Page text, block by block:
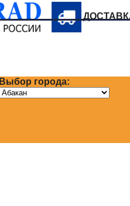
Выбор города: